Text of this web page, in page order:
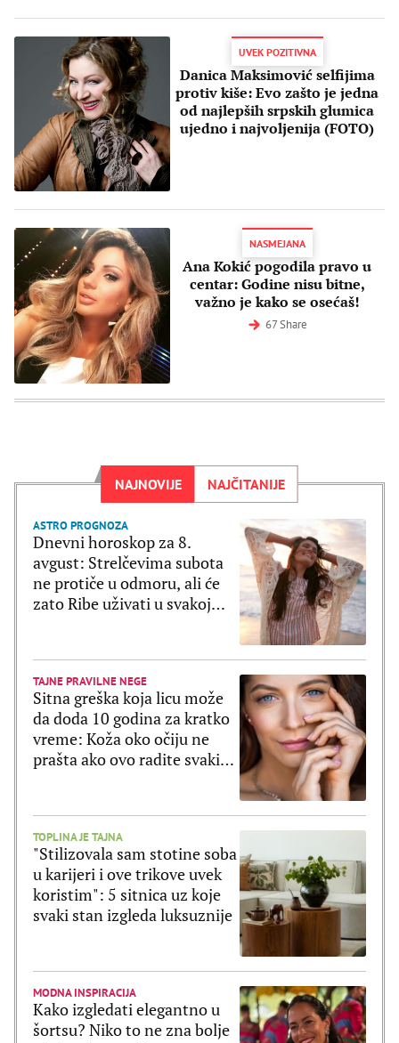
UVEK POZITIVNA
Danica Maksimović selfijima
protiv kiše: Evo zašto je jedna
od najlepših srpskih glumica
ujedno i najvoljenija (FOTO)
NASMEJANA
Ana Kokić pogodila pravo u
centar: Godine nisu bitne,
važno je kako se osećaš!
67 Share
NAJNOVIJE NAJČITANIJE
ASTRO PROGNOZA
Dnevni horoskop za 8.
avgust: Strelčevima subota
ne protiče u odmoru, ali će
zato Ribe uživati u svakoj
TAJNE PRAVILNE NEGE
Sitna greška koja licu može
da doda 10 godina za kratko
vreme: Koža oko očiju ne
prašta ako ovo radite svaki
TOPLINA JE TAJNA
"Stilizovala sam stotine soba
u karijeri i ove trikove uvek
koristim": 5 sitnica uz koje
svaki stan izgleda luksuznije
MODNA INSPIRACIJA
Kako izgledati elegantno u
šortsu? Niko to ne zna bolje